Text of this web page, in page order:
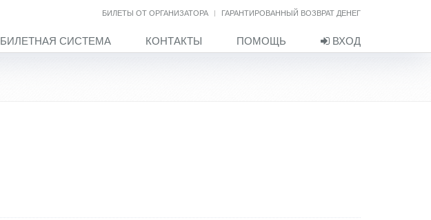
БИЛЕТЫ ОТ ОРГАНИЗАТОРА ГАРАНТИРОВАННЫЙ ВОЗВРАТ ДЕНЕГ
БИЛЕТНАЯ СИСТЕМА КОНТАКТЫ ПОМОЩЬ ВХОД